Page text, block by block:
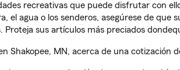
recreativas que puede disfrutar con
el agua o los senderos, asegúrese de que
sus artículos más preciados
Shakopee, MN, acerca de una cotización